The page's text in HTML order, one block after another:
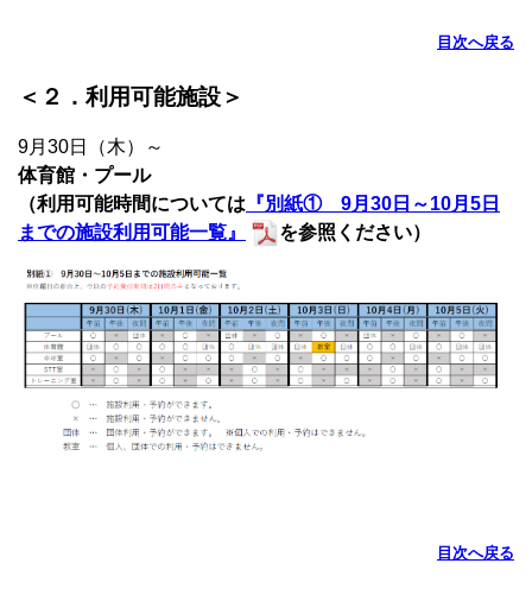
目次へ戻る
＜２．利用可能施設＞
9月30日（木）～
体育館・プール
（利用可能時間については 『別紙① 9月30日～10月5日
までの施設利用可能一覧』
を参照ください）
目次へ戻る